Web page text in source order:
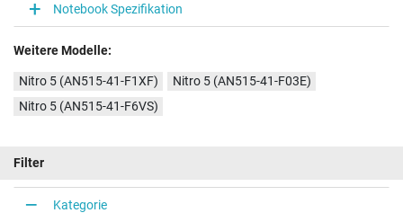
Notebook Spezifikation
Weitere Modelle:
Nitro 5 (AN515-41-F1XF)
Nitro 5 (AN515-41-F03E)
Nitro 5 (AN515-41-F6VS)
Filter
Kategorie